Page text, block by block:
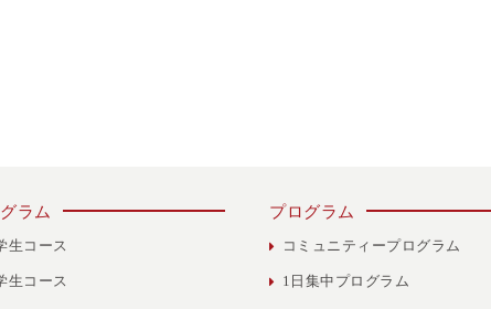
ラム
生コース
生コース
プログラム
コミュニティープログラム
1日集中プログラム